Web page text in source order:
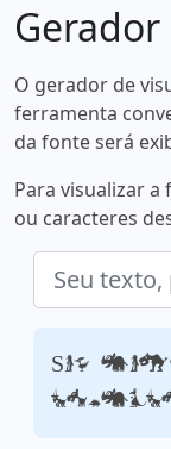
O gerador de
ferramenta
da fonte será
Para visualizar a
ou caracteres
Seu